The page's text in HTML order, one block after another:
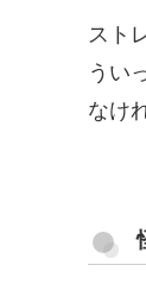
スト
うい
なけ